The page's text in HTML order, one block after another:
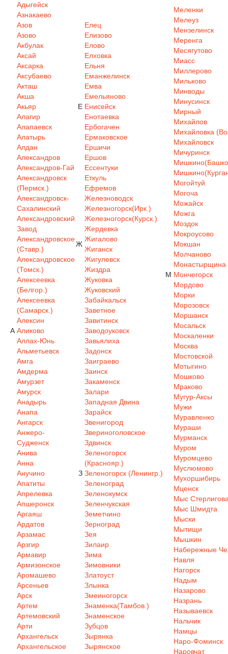
А
Адыгейск
Азнакаево
Азов
Азово
Акбулак
Аксай
Аксарка
Аксубаево
Акташ
Акша
Акьяр
Алагир
Алапаевск
Алатырь
Алдан
Александров
Александров-Гай
Александровск
(Пермск.)
Александровск-
Сахалинский
Александровский
Завод
Александровское
(Ставр.)
Александровское
(Томск.)
Алексеевка
(Белгор.)
Алексеевка
(Самарск.)
Алексин
Аликово
Аллах-Юнь
Альметьевск
Амга
Амдерма
Амурзет
Амурск
Анадырь
Анапа
Ангарск
Анжеро-
Судженск
Анива
Анна
Анучино
Апатиты
Апрелевка
Апшеронск
Аргаяш
Ардатов
Арзамас
Арзгир
Армавир
Армизонское
Аромашево
Арсеньев
Арск
Артем
Артемовский
Арти
Архангельск
Архангельское
Е
Елец
Елизово
Елово
Елховка
Ельня
Еманжелинск
Емва
Емельяново
Енисейск
Енотаевка
Ербогачен
Ермаковское
Ершичи
Ершов
Ессентуки
Еткуль
Ефремов
Ж
Железноводск
Железногорск(Ирк.)
Железногорск(Курск.)
Жердевка
Жигалово
Жиганск
Жигулевск
Жиздра
Жуковка
Жуковский
З
Забайкальск
Заветное
Завитинск
Заводоуковск
Завьялиха
Задонск
Заиграево
Заинск
Закаменск
Залари
Западная Двина
Зарайск
Звенигород
Звериноголовское
Здвинск
Зеленогорск
(Краснояр.)
Зеленогорск (Ленингр.)
Зеленоград
Зеленокумск
Зеленчукская
Земетчино
Зерноград
Зея
Зилаир
Зима
Зимовники
Златоуст
Злынка
Змеиногорск
Знаменка(Тамбов.)
Знаменское
Зубцов
Зырянка
Зырянское
М
Меленки
Мелеуз
Мензелинск
Меренга
Месягутово
Миасс
Миллерово
Мильково
Минводы
Минусинск
Мирный
Михайлов
Михайловка
Михайловск
Мичуринск
Могойтуй
Могоча
Можайск
Можга
Моздок
Мокроусово
Мокшан
Молчаново
Монастырщина
Мончегорск
Мордово
Морки
Морозовск
Моршанск
Мосальск
Москаленки
Москва
Мостовской
Мотыгино
Мошково
Мраково
Мугур-Аксы
Мужи
Муравленко
Мураши
Мурманск
Муром
Муромцево
Муслюмово
Мухоршибирь
Мценск
Мыс
Мыс Шмидта
Мыски
Мытищи
Мышкин
Набережные
Навля
Нагорск
Надым
Назарово
Назрань
Называевск
Нальчик
Намцы
Наро-Фоминск
Наровчат